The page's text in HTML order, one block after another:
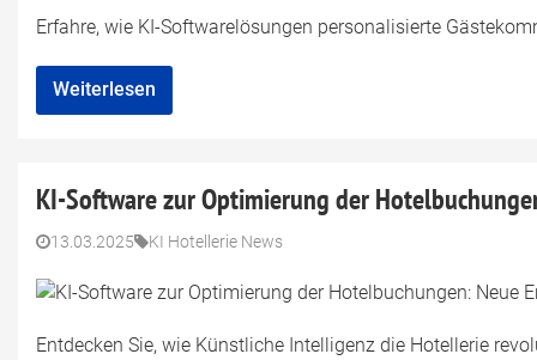
Erfahre, wie KI-Softwarelösungen personalisierte
Weiterlesen
KI-Software zur Optimierung der
13.03.2025 KI Hotellerie News
Entdecken Sie, wie Künstliche Intelligenz die Hotellerie